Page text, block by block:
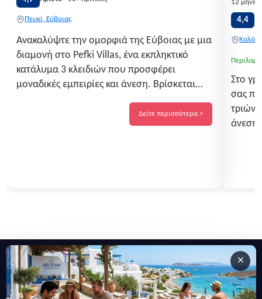
Πευκί, Εύβοιας
Ανακαλύψτε την ομορφιά της Εύβοιας με μια
διαμονή στο Pefki Villas, ένα εκπληκτικό
κατάλυμα 3 κλειδιών που προσφέρει
μοναδικές εμπειρίες και άνεση. Βρίσκεται
λίγα βήματα από την παραλία, το Pefki Villas
αποτελεί την ιδανική επιλογή...
Δείτε περισσότερα >
12 μήνες
4,4
Στο
σας
τριών
άνεση
×
Εγγραφείτε στο newsletter μας